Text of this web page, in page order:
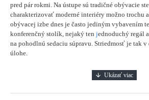
pred pár rokmi. Na ústupe sú tradičné obývacie
charakterizovať moderné interiéry možno trochu
obývacej izbe dnes je často jediným vybavením
konferenčný stolík, nejaký ten jednoduchý regál
na pohodlnú sedaciu súpravu. Striedmosť je tak
úlohe.